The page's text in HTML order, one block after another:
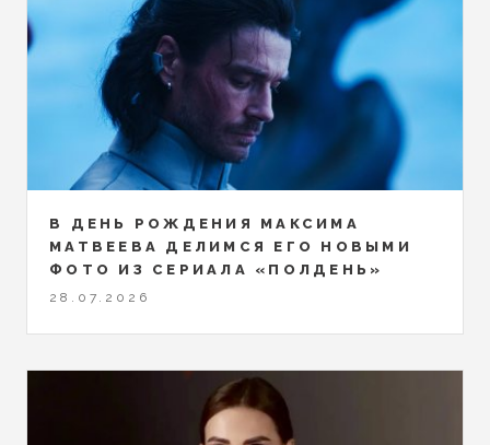
В ДЕНЬ РОЖДЕНИЯ МАКСИМА
МАТВЕЕВА ДЕЛИМСЯ ЕГО НОВЫМИ
ФОТО ИЗ СЕРИАЛА «ПОЛДЕНЬ»
28.07.2026